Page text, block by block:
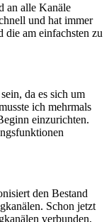
an alle Kanäle
und hat immer
die am einfachsten zu
da es sich um
ich mehrmals
einzurichten.
den Bestand
Schon jetzt
verbunden,